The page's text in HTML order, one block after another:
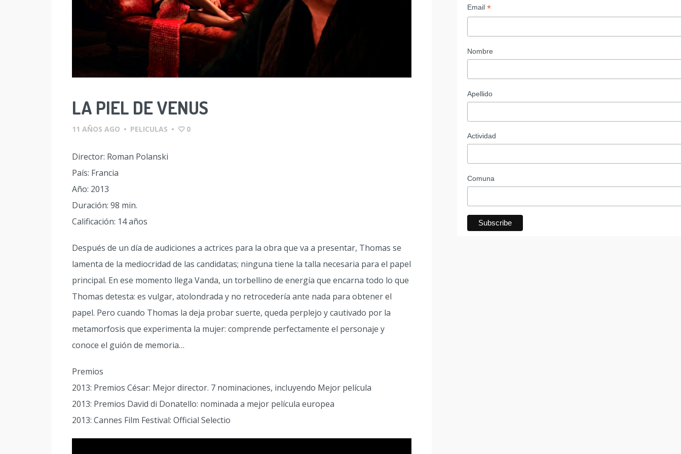
LA PIEL DE VENUS
11 AÑOS AGO • PELICULAS • 0
Director: Roman Polanski
País: Francia
Año: 2013
Duración: 98 min.
Calificación: 14 años
Después de un día de audiciones a actrices para la obra que va a presentar, Thomas se
lamenta de la mediocridad de las candidatas; ninguna tiene la talla necesaria para el papel
principal. En ese momento llega Vanda, un torbellino de energía que encarna todo lo que
Thomas detesta: es vulgar, atolondrada y no retrocedería ante nada para obtener el
papel. Pero cuando Thomas la deja probar suerte, queda perplejo y cautivado por la
metamorfosis que experimenta la mujer: comprende perfectamente el personaje y
conoce el guión de memoria…
Premios
2013: Premios César: Mejor director. 7 nominaciones, incluyendo Mejor película
2013: Premios David di Donatello: nominada a mejor película europea
2013: Cannes Film Festival: Official Selectio
Email *
Nombre
Apellido
Actividad
Comuna